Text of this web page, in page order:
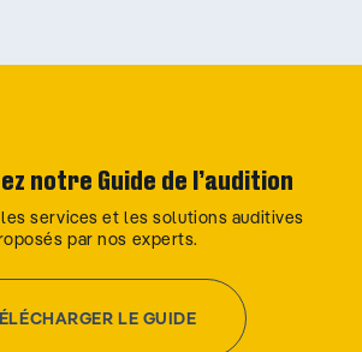
notre Guide de l’audition
les services et les solutions auditives
par nos experts.
LE GUIDE